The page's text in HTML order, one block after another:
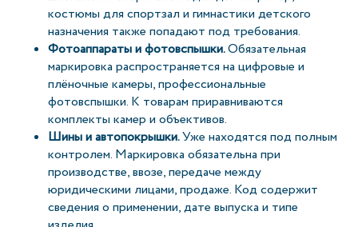
костюмы для спортзал и гимнастики детского
назначения также попадают под требования.
Фотоаппараты и фотовспышки.Обязательная
маркировка распространяется на цифровые и
плёночные камеры, профессиональные
фотовспышки. К товарам приравниваются
комплекты камер и объективов.
Шины и автопокрышки.Уже находятся под полным
контролем. Маркировка обязательна при
производстве, ввозе, передаче между
юридическими лицами, продаже. Код содержит
сведения о применении, дате выпуска и типе